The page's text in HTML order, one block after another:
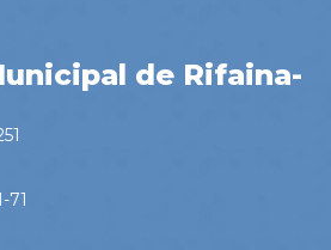
de Rifaina-
71